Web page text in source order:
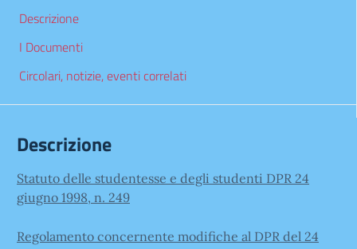
Descrizione
I Documenti
Circolari, notizie, eventi correlati
Descrizione
Statuto delle studentesse e degli studenti DPR 24
giugno 1998, n. 249
Regolamento concernente modifiche al DPR del 24